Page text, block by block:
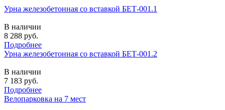
Урна железобетонная со вставкой БЕТ-001.1
В наличии
8 288 руб.
Подробнее
Урна железобетонная со вставкой БЕТ-001.2
В наличии
7 183 руб.
Подробнее
Велопарковка на 7 мест